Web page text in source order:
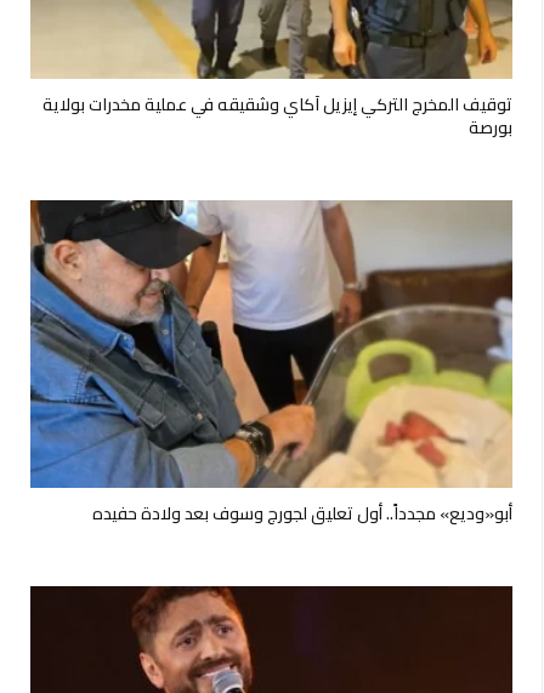
توقيف المخرج التركي إيزيل آكاي وشقيقه في عملية مخدرات بولاية
بورصة
أبو«وديع» مجدداً.. أول تعليق لجورج وسوف بعد ولادة حفيده